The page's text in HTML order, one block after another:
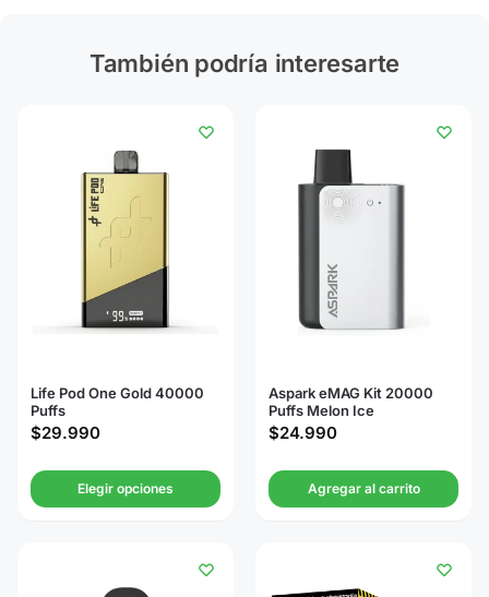
También podría interesarte
Life Pod One Gold 40000
Puffs
$29.990
Elegir opciones
Aspark eMAG Kit 20000
Puffs Melon Ice
$24.990
Agregar al carrito